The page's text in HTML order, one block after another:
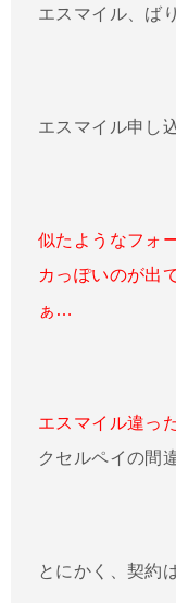
エスマイル、ば
エスマイル申し
似たようなフォ
カっぽいのが出
ぁ…
エスマイル違っ
クセルペイの間
とにかく、契約